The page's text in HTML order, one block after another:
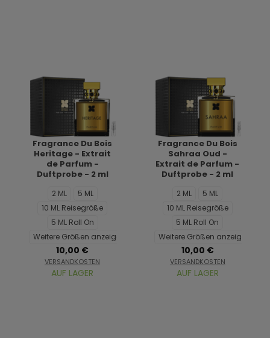
Fragrance Du Bois
Heritage - Extrait
de Parfum -
Duftprobe - 2 ml
2 ML
5 ML
10 ML Reisegröße
5 ML Roll On
Weitere Größen anzeigen...
10,00 €
VERSANDKOSTEN
AUF LAGER
Fragrance Du Bois
Sahraa Oud -
Extrait de Parfum -
Duftprobe - 2 ml
2 ML
5 ML
10 ML Reisegröße
5 ML Roll On
Weitere Größen anzeigen...
10,00 €
VERSANDKOSTEN
AUF LAGER